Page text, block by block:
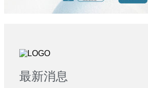
最新消息